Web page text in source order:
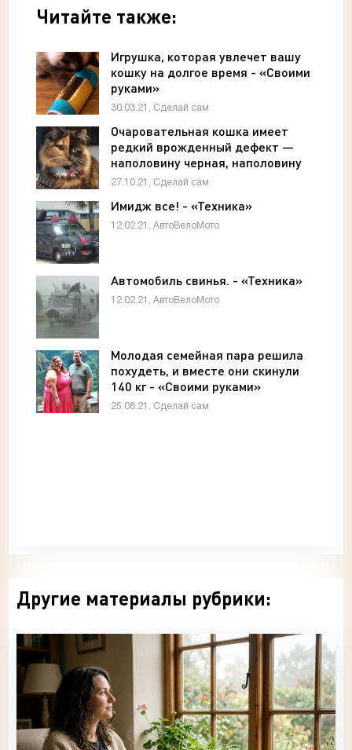
Читайте также:
Игрушка, которая увлечет вашу
кошку на долгое время - «Своими
руками»
30.03.21, Сделай сам
Очаровательная кошка имеет
редкий врожденный дефект —
наполовину черная, наполовину
рыжая - «Своими руками»
27.10.21, Сделай сам
Имидж все! - «Техника»
12.02.21, АвтоВелоМото
Автомобиль свинья. - «Техника»
12.02.21, АвтоВелоМото
Молодая семейная пара решила
похудеть, и вместе они скинули
140 кг - «Своими руками»
25.08.21, Сделай сам
Другие материалы рубрики: